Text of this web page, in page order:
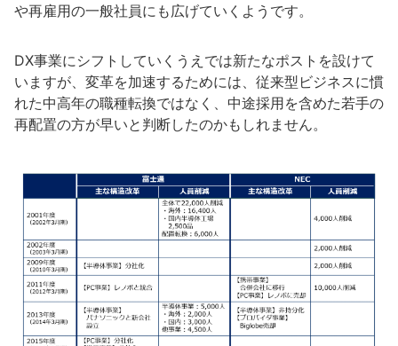
や再雇用の一般社員にも広げていくようです。
DX事業にシフトしていくうえでは新たなポストを設けて
いますが、変革を加速するためには、従来型ビジネスに慣
れた中高年の職種転換ではなく、中途採用を含めた若手の
再配置の方が早いと判断したのかもしれません。